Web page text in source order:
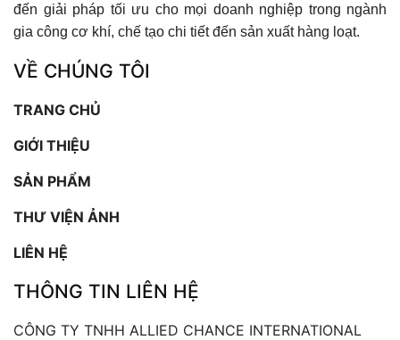
đến giải pháp tối ưu cho mọi doanh nghiệp trong ngành
gia công cơ khí, chế tạo chi tiết đến sản xuất hàng loạt.
VỀ CHÚNG TÔI
TRANG CHỦ
GIỚI THIỆU
SẢN PHẨM
THƯ VIỆN ẢNH
LIÊN HỆ
THÔNG TIN LIÊN HỆ
CÔNG TY TNHH ALLIED CHANCE INTERNATIONAL